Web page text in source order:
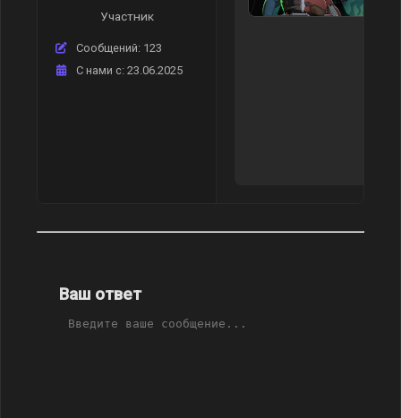
Участник
Сообщений: 123
C нами с: 23.06.2025
Ваш ответ